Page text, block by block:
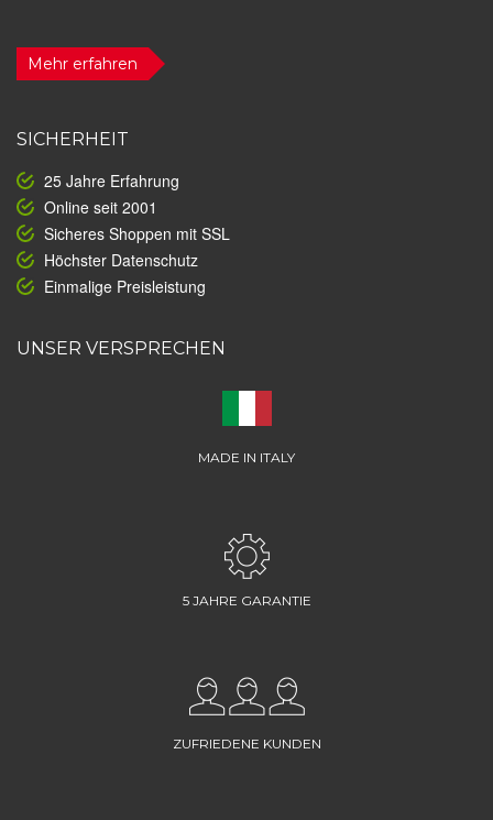
Mehr erfahren
SICHERHEIT
25 Jahre Erfahrung
Online seit 2001
Sicheres Shoppen mit SSL
Höchster Datenschutz
Einmalige Preisleistung
UNSER VERSPRECHEN
MADE IN ITALY
5 JAHRE GARANTIE
ZUFRIEDENE KUNDEN